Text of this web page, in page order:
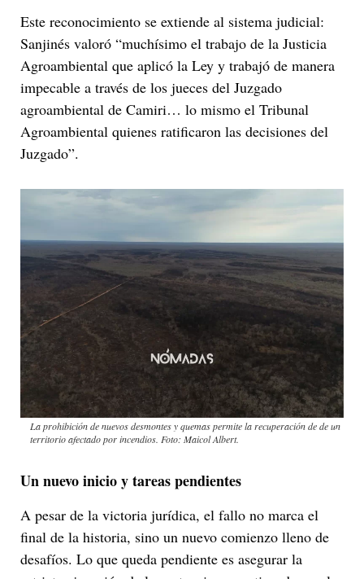
Este reconocimiento se extiende al sistema judicial:
Sanjinés valoró “muchísimo el trabajo de la Justicia
Agroambiental que aplicó la Ley y trabajó de manera
impecable a través de los jueces del Juzgado
agroambiental de Camiri… lo mismo el Tribunal
Agroambiental quienes ratificaron las decisiones del
Juzgado”.
La prohibición de nuevos desmontes y quemas permite la recuperación de de un
territorio afectado por incendios. Foto: Maicol Albert.
Un nuevo inicio y tareas pendientes
A pesar de la victoria jurídica, el fallo no marca el
final de la historia, sino un nuevo comienzo lleno de
desafíos. Lo que queda pendiente es asegurar la